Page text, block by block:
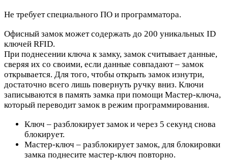
Не требует специального ПО и программатора.
Офисный замок может содержать до 200 уникальных ID
ключей RFID.
При поднесении ключа к замку, замок считывает данные,
сверяя их со своими, если данные совпадают – замок
открывается. Для того, чтобы открыть замок изнутри,
достаточно всего лишь повернуть ручку вниз. Ключи
записываются в память замка при помощи Мастер-ключа,
который переводит замок в режим программирования.
Ключ – разблокирует замок и через 5 секунд снова
блокирует.
Мастер-ключ – разблокирует замок, для блокировки
замка поднесите мастер-ключ повторно.